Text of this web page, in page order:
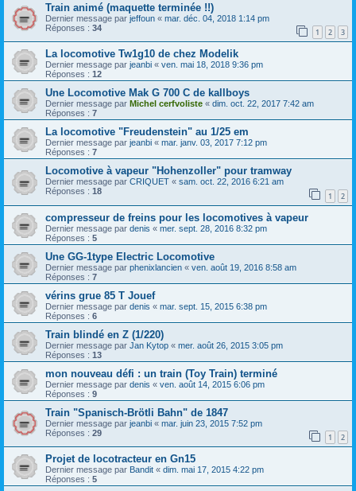
Train animé (maquette terminée !!)
Dernier message par jeffoun « mar. déc. 04, 2018 1:14 pm
Réponses : 34 1 2 3
La locomotive Tw1g10 de chez Modelik
Dernier message par jeanbi « ven. mai 18, 2018 9:36 pm
Réponses : 12
Une Locomotive Mak G 700 C de kallboys
Dernier message par Michel cerfvoliste « dim. oct. 22, 2017 7:42 am
Réponses : 7
La locomotive "Freudenstein" au 1/25 em
Dernier message par jeanbi « mar. janv. 03, 2017 7:12 pm
Réponses : 7
Locomotive à vapeur "Hohenzoller" pour tramway
Dernier message par CRIQUET « sam. oct. 22, 2016 6:21 am
Réponses : 18 1 2
compresseur de freins pour les locomotives à vapeur
Dernier message par denis « mer. sept. 28, 2016 8:32 pm
Réponses : 5
Une GG-1type Electric Locomotive
Dernier message par phenixlancien « ven. août 19, 2016 8:58 am
Réponses : 7
vérins grue 85 T Jouef
Dernier message par denis « mar. sept. 15, 2015 6:38 pm
Réponses : 6
Train blindé en Z (1/220)
Dernier message par Jan Kytop « mer. août 26, 2015 3:05 pm
Réponses : 13
mon nouveau défi : un train (Toy Train) terminé
Dernier message par denis « ven. août 14, 2015 6:06 pm
Réponses : 9
Train "Spanisch-Brötli Bahn" de 1847
Dernier message par jeanbi « mar. juin 23, 2015 7:52 pm
Réponses : 29 1 2
Projet de locotracteur en Gn15
Dernier message par Bandit « dim. mai 17, 2015 4:22 pm
Réponses : 5